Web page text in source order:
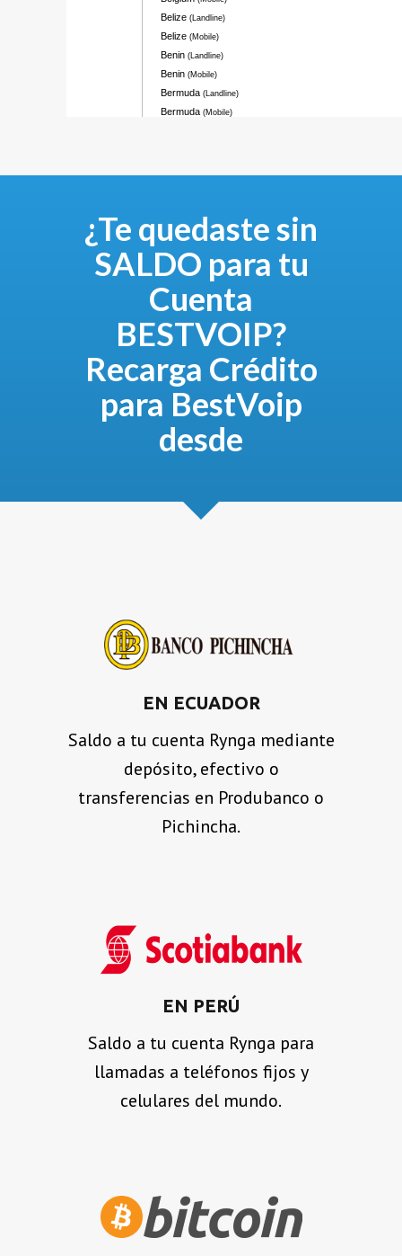
¿Te quedaste sin
SALDO para tu
Cuenta
BESTVOIP?
Recarga Crédito
para BestVoip
desde
EN ECUADOR
Saldo a tu cuenta Rynga mediante
depósito, efectivo o
transferencias en Produbanco o
Pichincha.
EN PERÚ
Saldo a tu cuenta Rynga para
llamadas a teléfonos fijos y
celulares del mundo.